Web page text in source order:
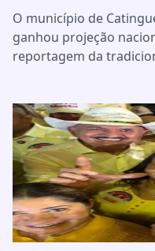
O município de
ganhou projeção
reportagem da